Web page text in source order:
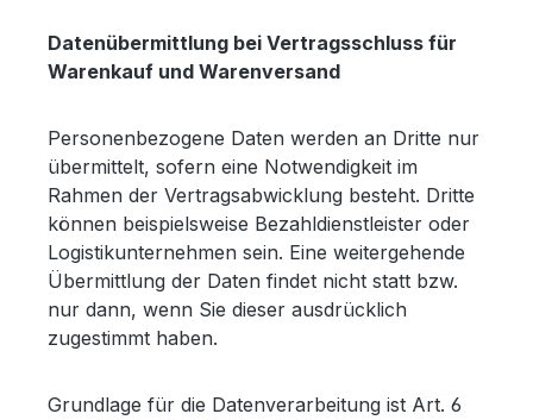
Datenübermittlung bei Vertragsschluss für
Warenkauf und Warenversand
Personenbezogene Daten werden an Dritte nur
übermittelt, sofern eine Notwendigkeit im
Rahmen der Vertragsabwicklung besteht. Dritte
können beispielsweise Bezahldienstleister oder
Logistikunternehmen sein. Eine weitergehende
Übermittlung der Daten findet nicht statt bzw.
nur dann, wenn Sie dieser ausdrücklich
zugestimmt haben.
Grundlage für die Datenverarbeitung ist Art. 6